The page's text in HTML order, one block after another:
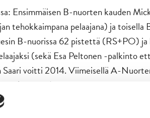
Ensimmäisen B-nuorten kauden
tehokkaimpana pelaajana) ja
B-nuorissa 62 pistettä (RS+PO)
(sekä Esa Peltonen -palkinto
Saari voitti 2014. Viimeisellä A-
(RS+PO).